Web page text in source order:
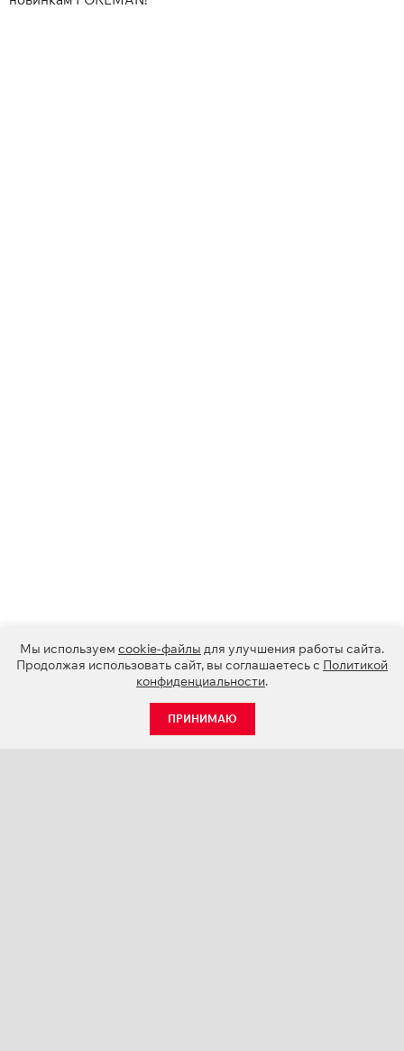
Мы используем cookie-файлы для улучшения работы сайта.
Продолжая использовать сайт, вы соглашаетесь с Политикой
конфиденциальности.
ПРИНИМАЮ